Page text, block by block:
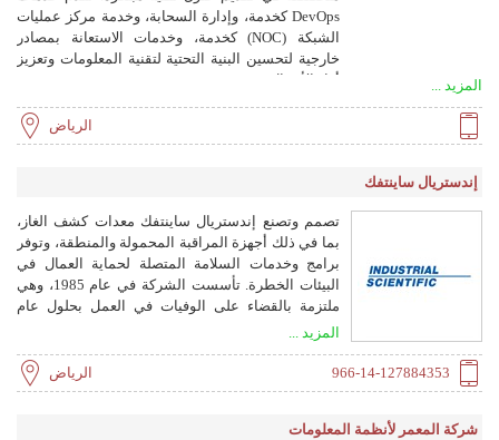
DevOps كخدمة، وإدارة السحابة، وخدمة مركز عمليات
الشبكة (NOC) كخدمة، وخدمات الاستعانة بمصادر
خارجية لتحسين البنية التحتية لتقنية المعلومات وتعزيز
أداء الأعمال.
المزيد ...
الرياض
إندستريال ساينتفك
تصمم وتصنع إندستريال ساينتفك معدات كشف الغاز،
بما في ذلك أجهزة المراقبة المحمولة والمنطقة، وتوفر
برامج وخدمات السلامة المتصلة لحماية العمال في
البيئات الخطرة. تأسست الشركة في عام 1985، وهي
ملتزمة بالقضاء على الوفيات في العمل بحلول عام
2050.
المزيد ...
966-14-127884353 الرياض
شركة المعمر لأنظمة المعلومات